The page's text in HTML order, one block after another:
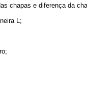
chapas e diferença da
L;